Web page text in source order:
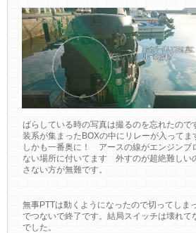
ばらしている時の写真は撮るのを忘れたので
装系が集まったBOXの中にリレーが入ってま
しかも一番奥に！ アースの線がエンジンブ
ない場所に付いてます 外すのが超絶難しい
さない方が無難です。
無事PTTは動くようになったので切ってしま
でつないで終了です。結局スイッチは壊れて
でした。